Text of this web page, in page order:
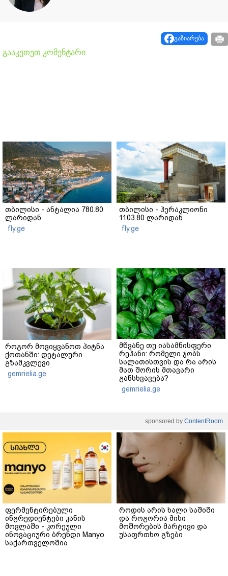
გაზიარება
გააკეთეთ კომენტარი
თბილისი - ანტალია 780.80
ლარიდან
fly.ge
თბილისი - ჰერაკლიონი
1103.80 ლარიდან
fly.ge
როგორ მოვიყვანოთ პიტნა
ქოთანში: დეტალური
გზამკვლევი
gemrielia.ge
მწვანე თუ იასამნისფერი
რეჰანი: რომელი ჯობს
სალათისთვის და რა არის
მათ შორის მთავარი
განსხვავება?
gemrielia.ge
sponsored by ContentRoom
ფერმენტირებული
ინგრედიენტები კანის
მოვლაში - კორეული
ინოვაციური ბრენდი Manyo
საქართველოშია
როდის არის ხალი საშიში
და როგორია მისი
მოშორების მარტივი და
უსაფრთხო გზები